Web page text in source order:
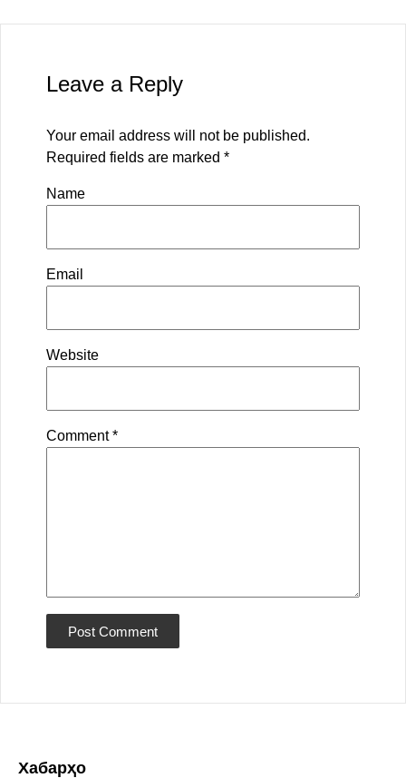
Leave a Reply
Your email address will not be published.
Required fields are marked *
Name
Email
Website
Comment*
Хабарҳо